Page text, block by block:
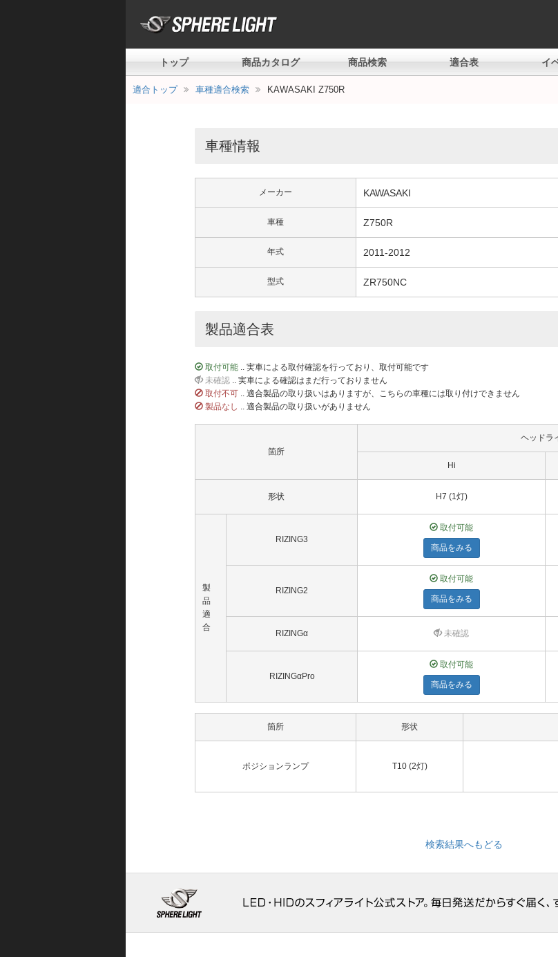
トップ 商品カタログ 商品検索 適合表 イ
適合トップ 車種適合検索 KAWASAKI Z750R
車種情報
メーカー KAWASAKI
車種 Z750R
年式 2011-2012
型式 ZR750NC
製品適合表
取付可能 .. 実車による取付確認を行っており、取付可能です
未確認 .. 実車による確認はまだ行っておりません
取付不可 .. 適合製品の取り扱いはありますが、こちらの車種には取り付けできません
製品なし .. 適合製品の取り扱いがありません
箇所
ヘッドラ
Hi
形状 H7 (1灯)
製
品
適
合
RIZING3
取付可能
商品をみる
RIZING2
取付可能
商品をみる
RIZINGα 未確認
RIZINGαPro
取付可能
商品をみる
箇所 形状
ポジションランプ T10 (2灯)
検索結果へもどる